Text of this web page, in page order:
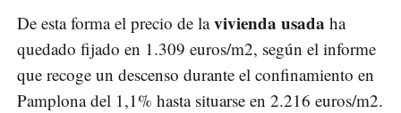
De esta forma el precio de lavivienda usada ha
quedado fijado en 1.309 euros/m2, según el informe
que recoge un descenso durante el confinamiento en
Pamplona del 1,1% hasta situarse en 2.216 euros/m2.